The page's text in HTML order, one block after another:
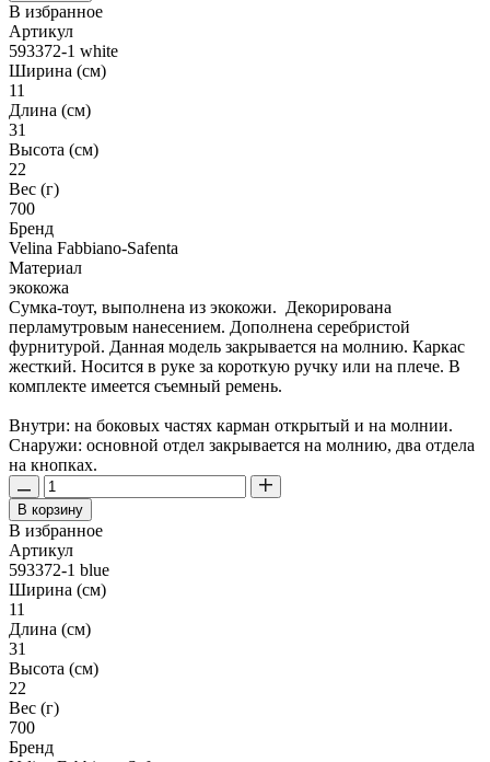
В избранное
Артикул
593372-1 white
Ширина (см)
11
Длина (см)
31
Высота (см)
22
Вес (г)
700
Бренд
Velina Fabbiano-Safenta
Материал
экокожа
Сумка-тоут, выполнена из экокожи. Декорирована
перламутровым нанесением. Дополнена серебристой
фурнитурой. Данная модель закрывается на молнию. Каркас
жесткий. Носится в руке за короткую ручку или на плече. В
комплекте имеется съемный ремень.
Внутри: на боковых частях карман открытый и на молнии.
Снаружи: основной отдел закрывается на молнию, два отдела
на кнопках.
В корзину
В избранное
Артикул
593372-1 blue
Ширина (см)
11
Длина (см)
31
Высота (см)
22
Вес (г)
700
Бренд